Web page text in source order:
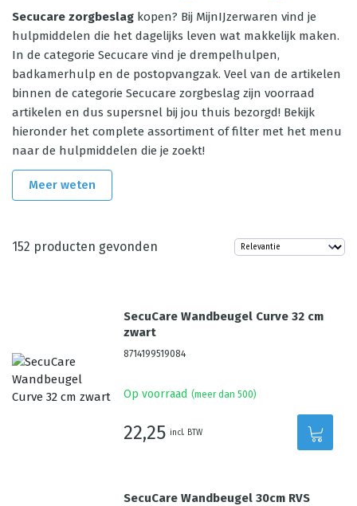
Secucare zorgbeslag kopen? Bij MijnIJzerwaren vind je
hulpmiddelen die het dagelijks leven wat makkelijk maken.
In de categorie Secucare vind je drempelhulpen,
badkamerhulp en de postopvangzak. Veel van de artikelen
binnen de categorie Secucare zorgbeslag zijn voorraad
artikelen en dus supersnel bij jou thuis bezorgd! Bekijk
hieronder het complete assortiment of filter met het menu
naar de hulpmiddelen die je zoekt!
Meer weten
152 producten gevonden
SecuCare Wandbeugel Curve 32 cm
zwart
8714199519084
Op voorraad (meer dan 500)
22,25 incl. BTW
SecuCare Wandbeugel 30cm RVS